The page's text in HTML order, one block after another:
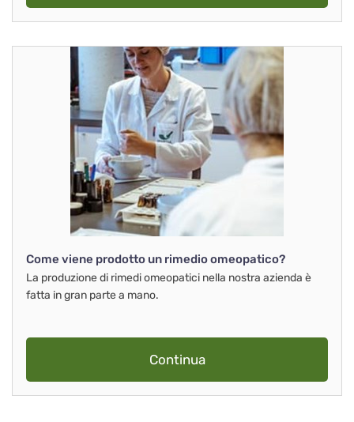
Come viene prodotto un rimedio omeopatico?
La produzione di rimedi omeopatici nella nostra azienda è
fatta in gran parte a mano.
Continua